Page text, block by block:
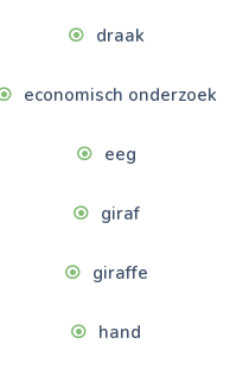
draak
economisch onderzoek
eeg
giraf
giraffe
hand